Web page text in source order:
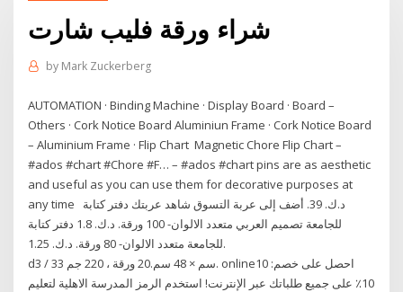
شراء ورقة فليب شارت
by Mark Zuckerberg
AUTOMATION · Binding Machine · Display Board · Board –
Others · Cork Notice Board Aluminiun Frame · Cork Notice Board
– Aluminium Frame · Flip Chart Magnetic Chore Flip Chart –
#ados #chart #Chore #F… – #ados #chart pins are as aesthetic
and useful as you can use them for decorative purposes at
any time د.ك.‏ 39. أضف إلى عربة التسوق شاهد عربتك دفتر كتابة
للجامعة تصميم العربي متعدد الالوان- 100 ورقة. د.ك.‏ 1.8 دفتر كتابة
للجامعة متعدد الالوان- 80 ورقة. د.ك.‏ 1.25.
d3 / 33 سم × 48 سم.20 ورقة ، 220 جم. online10 :احصل على خصم
10٪ على جميع طلباتك عبر الإنترنت! استخدم الرمز المدرسة الاهلية لتعليم